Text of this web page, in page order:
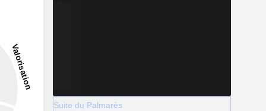
Suite du Palmarès